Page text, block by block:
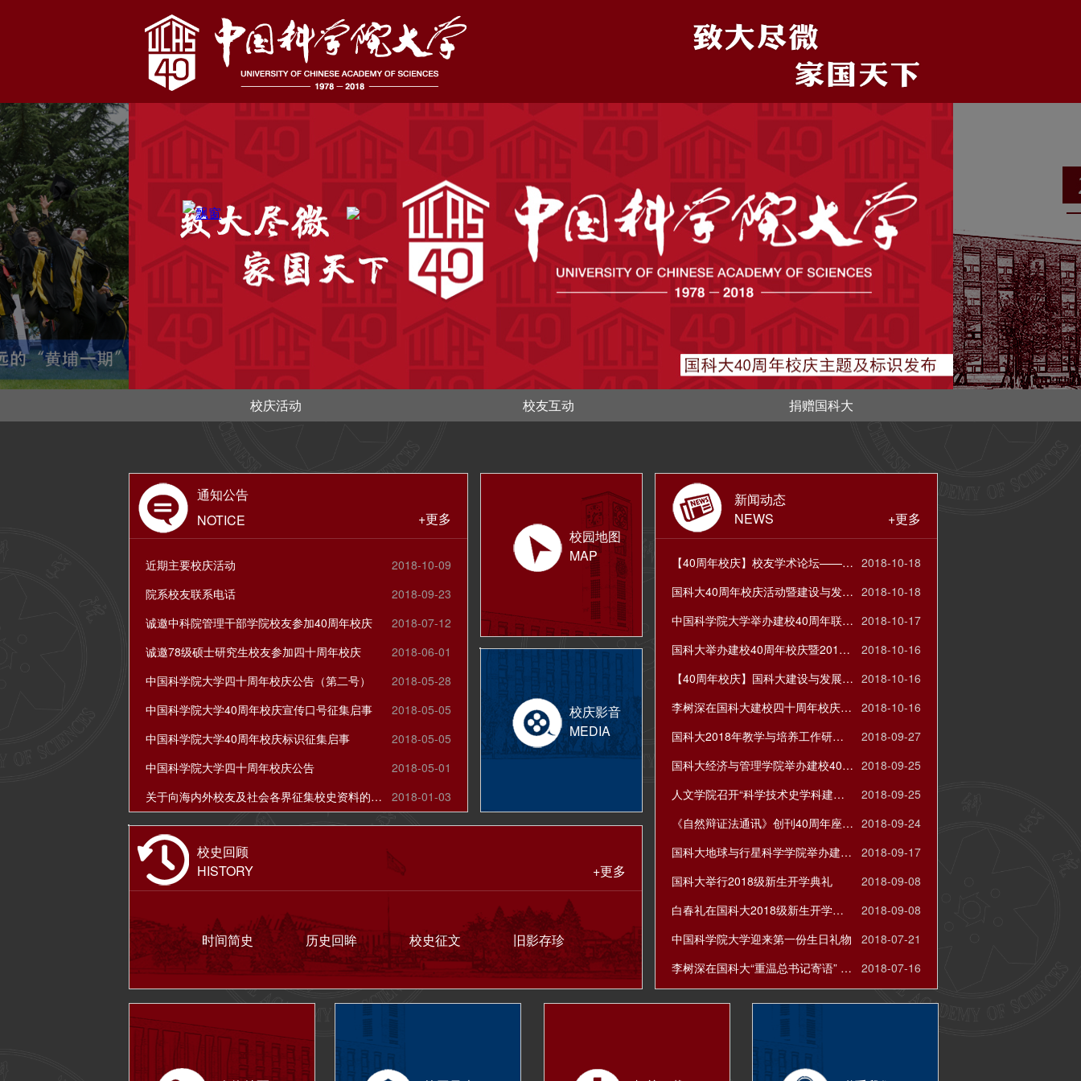
校庆活动 校友互动 捐赠国科大
通知公告
NOTICE
+更多
2018-10-09
近期主要校庆活动
2018-09-23
院系校友联系电话
2018-07-12
诚邀中科院管理干部学院校友参加40周年校庆
2018-06-01
诚邀78级硕士研究生校友参加四十周年校庆
2018-05-28
中国科学院大学四十周年校庆公告（第二号）
2018-05-05
中国科学院大学40周年校庆宣传口号征集启事
2018-05-05
中国科学院大学40周年校庆标识征集启事
2018-05-01
中国科学院大学四十周年校庆公告
2018-01-03
关于向海内外校友及社会各界征集校史资料的公告
校园地图
MAP
新闻动态
NEWS
+更多
2018-10-18
【40周年校庆】校友学术论坛——以学术之姿献礼国科大
2018-10-18
国科大40周年校庆活动暨建设与发展论坛之“科教融合与研究生教学改革”
2018-10-17
中国科学院大学举办建校40周年联欢晚会
2018-10-16
国科大举办建校40周年校庆暨2018年中学校长论坛
2018-10-16
【40周年校庆】国科大建设与发展论坛——双一流建设背景下的学科建设
2018-10-16
李树深在国科大建校四十周年校庆大会上的讲话
2018-09-27
国科大2018年教学与培养工作研讨会在雁栖湖校区召开
2018-09-25
国科大经济与管理学院举办建校40周年庆祝活动暨校友高端论坛
2018-09-25
人文学院召开“科学技术史学科建设再出发”学术研讨会
2018-09-24
《自然辩证法通讯》创刊40周年座谈会在京举办
2018-09-17
国科大地球与行星科学学院举办建院四十周年纪念大会
2018-09-08
国科大举行2018级新生开学典礼
2018-09-08
白春礼在国科大2018级新生开学典礼上的讲话
2018-07-21
中国科学院大学迎来第一份生日礼物
2018-07-16
李树深在国科大“重温总书记寄语” 学生党员座谈会上的讲话
校庆影音
MEDIA
校史回顾
HISTORY
+更多
时间简史 历史回眸 校史征文 旧影存珍